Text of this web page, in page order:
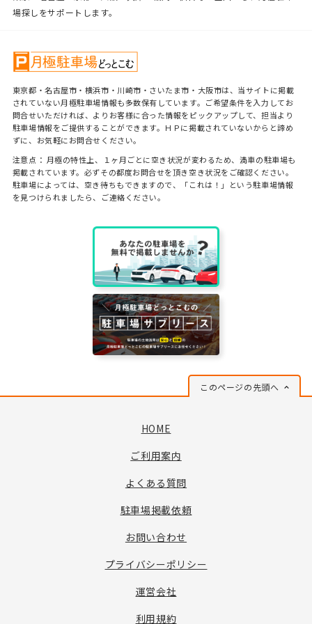
場探しをサポートします。
東京都・名古屋市・横浜市・川崎市・さいたま市・大阪市は、当サイトに掲載
されていない月極駐車場情報も多数保有しています。ご希望条件を入力してお
問合せいただければ、よりお客様に合った情報をピックアップして、担当より
駐車場情報をご提供することができます。ＨＰに掲載されていないからと諦め
ずに、お気軽にお問合せください。
注意点： 月極の特性上、１ヶ月ごとに空き状況が変わるため、満車の駐車場も
掲載されています。必ずその都度お問合せを頂き空き状況をご確認ください。
駐車場によっては、空き待ちもできますので、「これは！」という駐車場情報
を見つけられましたら、ご連絡ください。
このページの先頭へ
HOME
ご利用案内
よくある質問
駐車場掲載依頼
お問い合わせ
プライバシーポリシー
運営会社
利用規約